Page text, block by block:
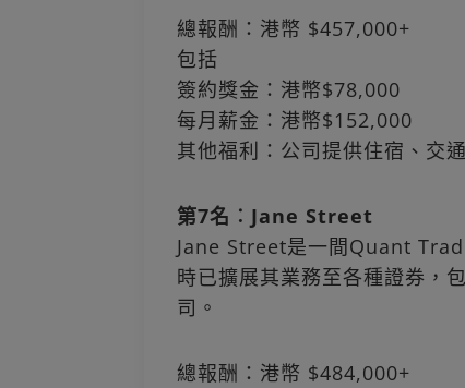
總報酬：港幣 $457,000+
包括
簽約獎金：港幣$78,000
每月薪金：港幣$152,000
其他福利：公司提供住宿、交
第7名︰Jane Street
Jane Street是一間Quant
時已擴展其業務至各種證券，
司。
總報酬：港幣 $484,000+